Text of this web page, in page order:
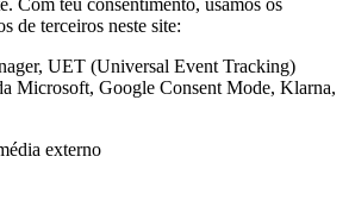
Com teu consentimento, usamos os
de terceiros neste site:
UET (Universal Event Tracking)
Microsoft, Google Consent Mode, Klarna,
externo